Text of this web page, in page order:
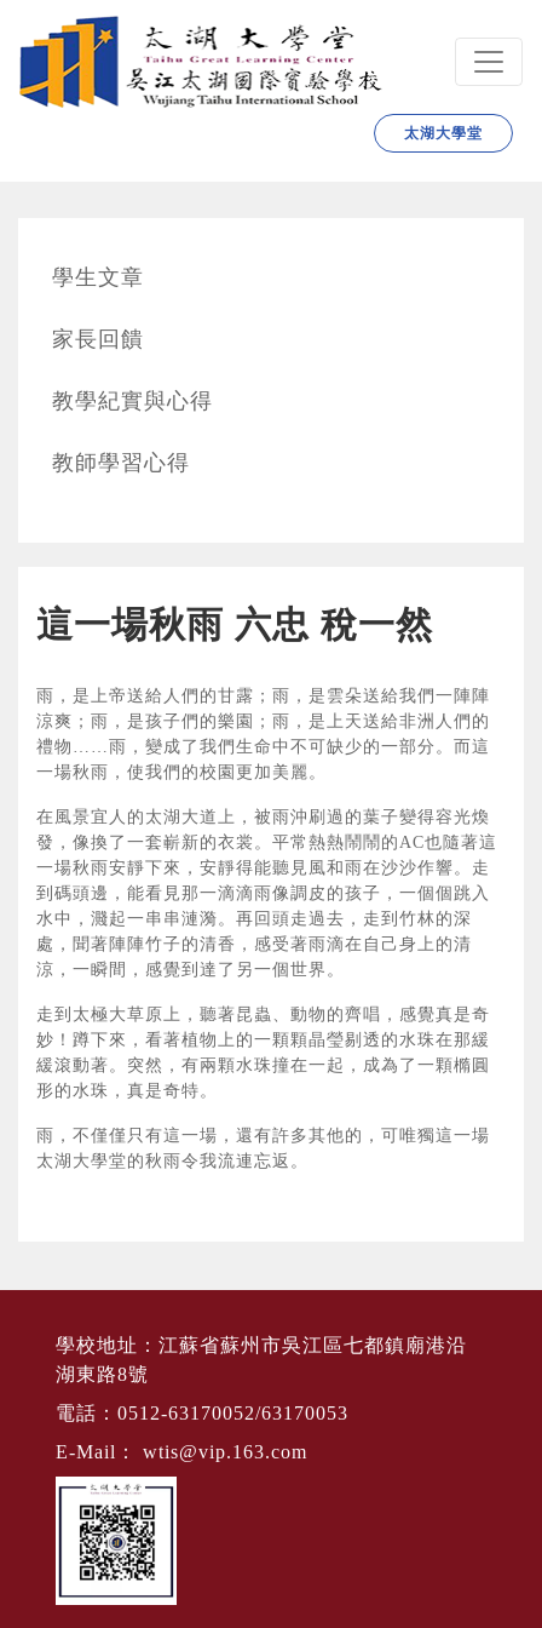
跳转到主要内容
太湖大學堂
學生文章
家長回饋
教學紀實與心得
教師學習心得
這一場秋雨 六忠 稅一然
雨，是上帝送給人們的甘露；雨，是雲朵送給我們一陣陣
涼爽；雨，是孩子們的樂園；雨，是上天送給非洲人們的
禮物……雨，變成了我們生命中不可缺少的一部分。而這
一場秋雨，使我們的校園更加美麗。
在風景宜人的太湖大道上，被雨沖刷過的葉子變得容光煥
發，像換了一套嶄新的衣裳。平常熱熱鬧鬧的AC也隨著這
一場秋雨安靜下來，安靜得能聽見風和雨在沙沙作響。走
到碼頭邊，能看見那一滴滴雨像調皮的孩子，一個個跳入
水中，濺起一串串漣漪。再回頭走過去，走到竹林的深
處，聞著陣陣竹子的清香，感受著雨滴在自己身上的清
涼，一瞬間，感覺到達了另一個世界。
走到太極大草原上，聽著昆蟲、動物的齊唱，感覺真是奇
妙！蹲下來，看著植物上的一顆顆晶瑩剔透的水珠在那緩
緩滾動著。突然，有兩顆水珠撞在一起，成為了一顆橢圓
形的水珠，真是奇特。
雨，不僅僅只有這一場，還有許多其他的，可唯獨這一場
太湖大學堂的秋雨令我流連忘返。
學校地址：江蘇省蘇州市吳江區七都鎮廟港沿
湖東路8號
電話：0512-63170052/63170053
E-Mail： wtis@vip.163.com